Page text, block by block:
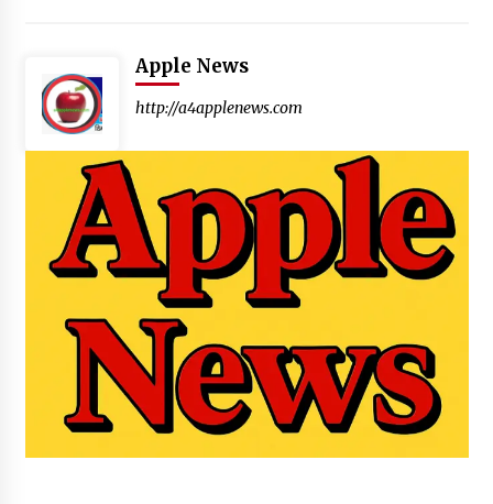
Apple News
http://a4applenews.com